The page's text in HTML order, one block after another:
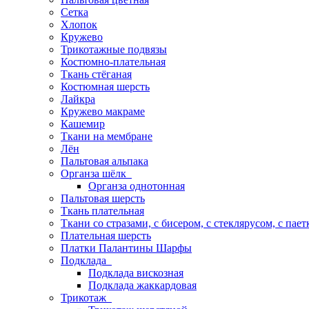
Сетка
Хлопок
Кружево
Трикотажные подвязы
Костюмно-плательная
Ткань стёганая
Костюмная шерсть
Лайкра
Кружево макраме
Кашемир
Ткани на мембране
Лён
Пальтовая альпака
Органза шёлк
Органза однотонная
Пальтовая шерсть
Ткань плательная
Ткани со стразами, с бисером, с стеклярусом, с
Плательная шерсть
Платки Палантины Шарфы
Подклада
Подклада вискозная
Подклада жаккардовая
Трикотаж